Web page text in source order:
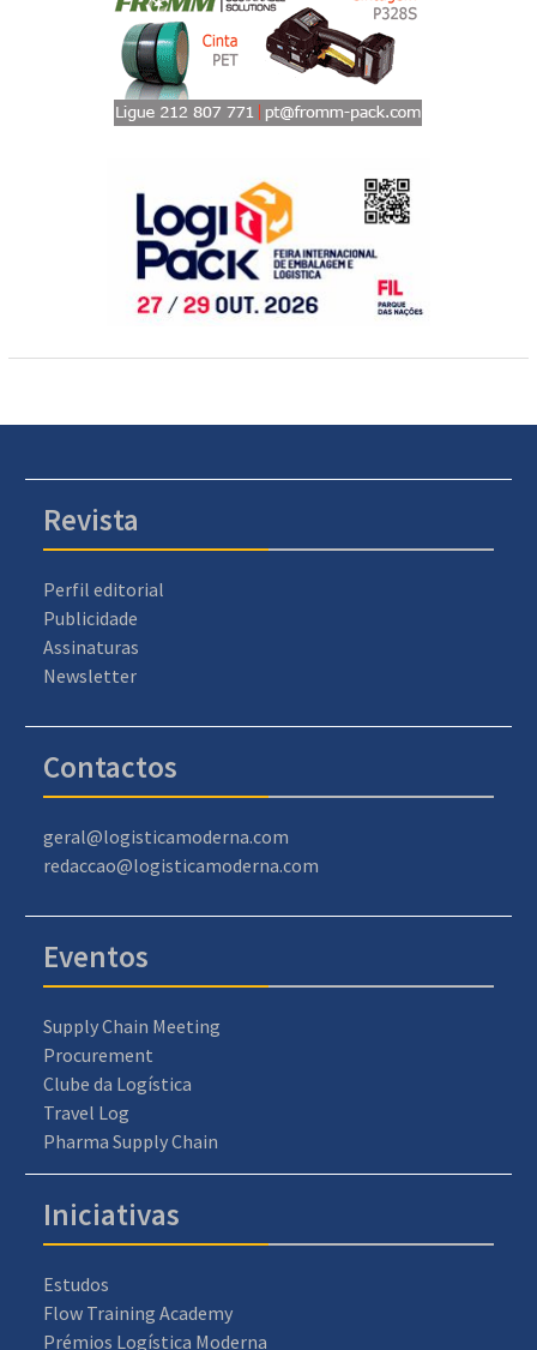
Revista
Perfil editorial
Publicidade
Assinaturas
Newsletter
Contactos
geral@logisticamoderna.com
redaccao@logisticamoderna.com
Eventos
Supply Chain Meeting
Procurement
Clube da Logística
Travel Log
Pharma Supply Chain
Iniciativas
Estudos
Flow Training Academy
Prémios Logística Moderna